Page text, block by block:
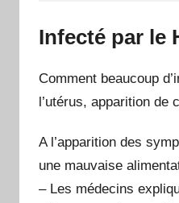
Infecté par le
Comment beaucoup
l’utérus, apparition
A l’apparition des
une mauvaise
– Les médecins